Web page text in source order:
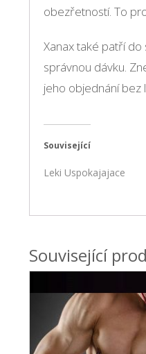
obezřetností. To
Xanax také patří do
správnou dávku.
jeho objednání bez
Související
Leki Uspokajajace
Související